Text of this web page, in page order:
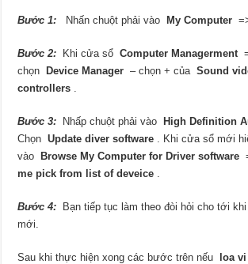
Bước 1: Nhấn chuột phải vàoMy Computer
Bước 2: Khi cửa sổComputer Managerment
chọnDevice Manager – chọn + củaSound
controllers
Bước 3: Nhấp chuột phải vàoHigh Definition
ChọnUpdate diver software
. Khi cửa sổ mới
vàoBrowse My Computer for Driver software
me pick from list of deveice
Bước 4: Bạn tiếp tục làm theo đòi hỏi cho tới
mới.
Sau khi thực hiện xong các bước trên nếu loa